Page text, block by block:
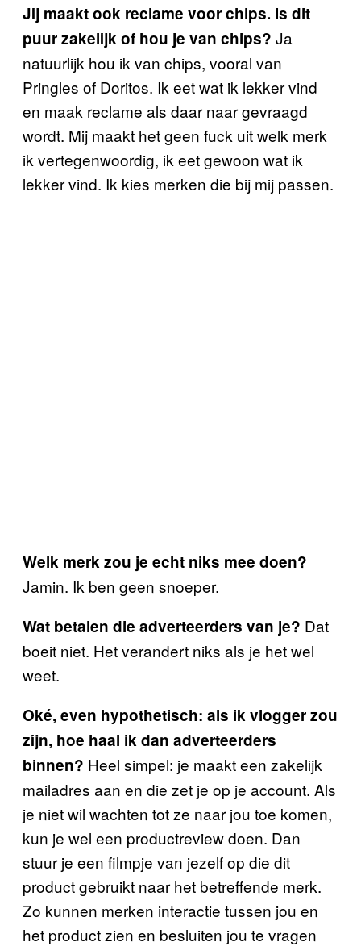
Jij maakt ook reclame voor chips. Is dit
puur zakelijk of hou je van chips? Ja
natuurlijk hou ik van chips, vooral van
Pringles of Doritos. Ik eet wat ik lekker vind
en maak reclame als daar naar gevraagd
wordt. Mij maakt het geen fuck uit welk merk
ik vertegenwoordig, ik eet gewoon wat ik
lekker vind. Ik kies merken die bij mij passen.
Welk merk zou je echt niks mee doen?
Jamin. Ik ben geen snoeper.
Wat betalen die adverteerders van je? Dat
boeit niet. Het verandert niks als je het wel
weet.
Oké, even hypothetisch: als ik vlogger zou
zijn, hoe haal ik dan adverteerders
binnen? Heel simpel: je maakt een zakelijk
mailadres aan en die zet je op je account. Als
je niet wil wachten tot ze naar jou toe komen,
kun je wel een productreview doen. Dan
stuur je een filmpje van jezelf op die dit
product gebruikt naar het betreffende merk.
Zo kunnen merken interactie tussen jou en
het product zien en besluiten jou te vragen